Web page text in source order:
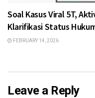
Soal Kasus Viral 5T,
Klarifikasi Status
FEBRUARY 14, 2026
Leave a Reply